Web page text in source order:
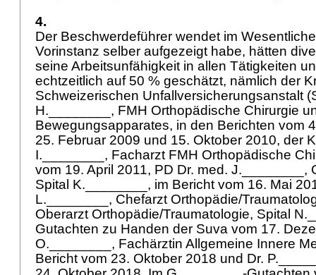
4.
Der Beschwerdeführer wendet im
Vorinstanz selber aufgezeigt habe, hätten
seine Arbeitsunfähigkeit in allen Tätigkeiten
echtzeitlich auf 50 % geschätzt, nämlich der
Schweizerischen Unfallversicherungsanstalt
H.________, FMH Orthopädische Chirurgie
Bewegungsapparates, in den Berichten vom
25. Februar 2009 und 15. Oktober 2010, der
I.________, Facharzt FMH Orthopädische
vom 19. April 2011, PD Dr. med. J.________,
Spital K.________, im Bericht vom 16. Mai
L.________, Chefarzt Orthopädie/
Oberarzt Orthopädie/Traumatologie, Spital
Gutachten zu Handen der Suva vom 17.
O.________, Fachärztin Allgemeine Innere
Bericht vom 23. Oktober 2018 und Dr.